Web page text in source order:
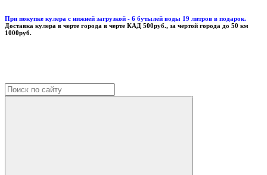
При покупке кулера с нижней загрузкой - 6 бутылей воды 19 литров в подарок.
Доставка кулера в черте города в черте КАД 500руб., за чертой города до 50 км
1000руб.